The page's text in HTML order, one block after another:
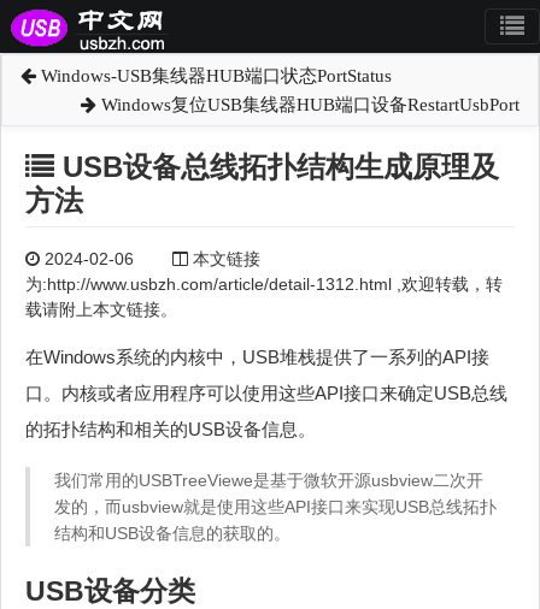
Windows-USB集线器HUB端口状态PortStatus
Windows复位USB集线器HUB端口设备RestartUsbPort
USB设备总线拓扑结构生成原理及
方法
2024-02-06
本文链接
为:http://www.usbzh.com/article/detail-1312.html ,欢迎转载，转
载请附上本文链接。
在Windows系统的内核中，USB堆栈提供了一系列的API接
口。内核或者应用程序可以使用这些API接口来确定USB总线
的拓扑结构和相关的USB设备信息。
我们常用的USBTreeViewe是基于微软开源usbview二次开
发的，而usbview就是使用这些API接口来实现USB总线拓扑
结构和USB设备信息的获取的。
USB设备分类